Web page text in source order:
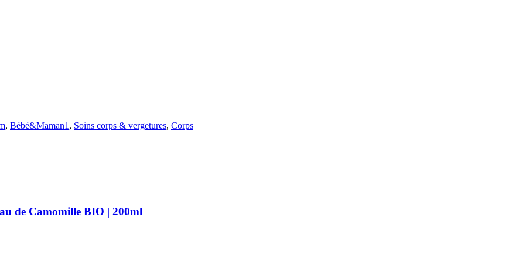
, Bébé&Maman1 , Soins corps & vergetures, Corps
de Camomille BIO | 200ml